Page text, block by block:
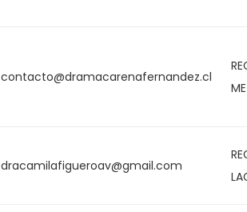
contacto@dramacarenafernandez.cl
dracamilafigueroav@gmail.com